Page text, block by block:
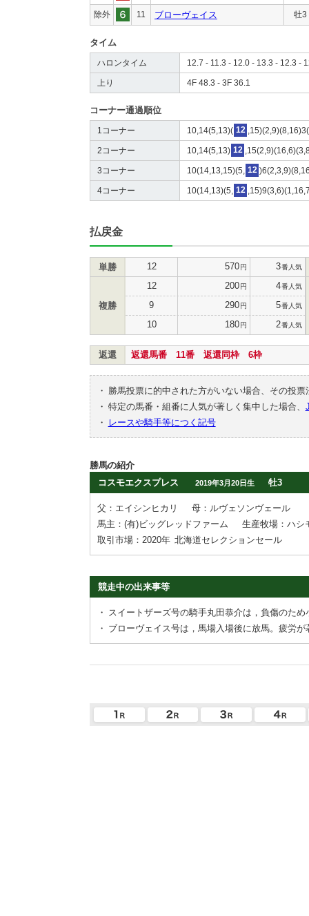
除外 11 ブローヴェイス 牡3
タイム
ハロンタイム 12.7 - 11.3 - 12.0 - 13.3 - 12.3 -
上り 4F 48.3 - 3F 36.1
コーナー通過順位
1コーナー 10,14(5,13)( 12
2コーナー 10,14(5,13) 12
3コーナー 10(14,13,15)(5, 12
4コーナー 10(14,13)(5, 12
払戻金
単勝 12 570円 3番人気
複勝
12 200円 4番人気
9 290円 5番人気
10 180円 2番人気
返還 返還馬番 11番 返還同枠 6枠
・
勝馬投票に的中された方がいない場合、その投
・ 特定の馬番・組番に人気が著しく集中した場合、
・
レースや騎手等につく記号
勝馬の紹介
コスモエクスプレス
2019年3月20日生 牡3
父：エイシンヒカリ
母：ルヴェソンヴェール
馬主：(有)ビッグレッドファーム
生産牧場：ハシ
取引市場：2020年 北海道セレクションセール
競走中の出来事等
・
スイートザーズ号の騎手丸田恭介は，負傷のため
・ ブローヴェイス号は，馬場入場後に放馬。疲労